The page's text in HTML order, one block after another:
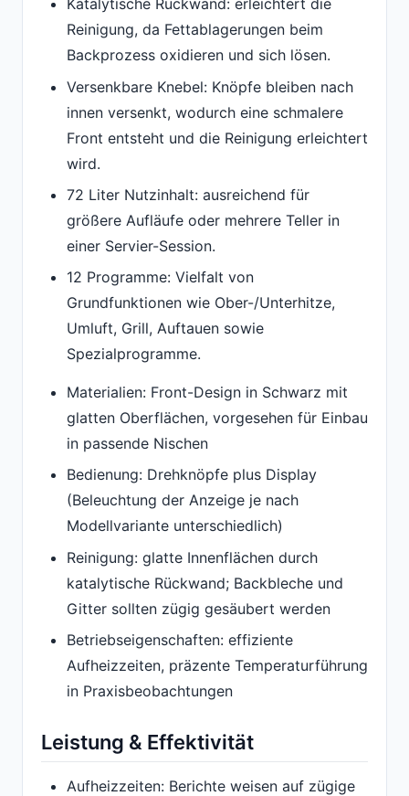
Katalytische Rückwand: erleichtert die
Reinigung, da Fettablagerungen beim
Backprozess oxidieren und sich lösen.
Versenkbare Knebel: Knöpfe bleiben nach
innen versenkt, wodurch eine schmalere
Front entsteht und die Reinigung erleichtert
wird.
72 Liter Nutzinhalt: ausreichend für
größere Aufläufe oder mehrere Teller in
einer Servier-Session.
12 Programme: Vielfalt von
Grundfunktionen wie Ober-/Unterhitze,
Umluft, Grill, Auftauen sowie
Spezialprogramme.
Materialien: Front-Design in Schwarz mit
glatten Oberflächen, vorgesehen für Einbau
in passende Nischen
Bedienung: Drehknöpfe plus Display
(Beleuchtung der Anzeige je nach
Modellvariante unterschiedlich)
Reinigung: glatte Innenflächen durch
katalytische Rückwand; Backbleche und
Gitter sollten zügig gesäubert werden
Betriebseigenschaften: effiziente
Aufheizzeiten, präzente Temperaturführung
in Praxisbeobachtungen
Leistung & Effektivität
Aufheizzeiten: Berichte weisen auf zügige